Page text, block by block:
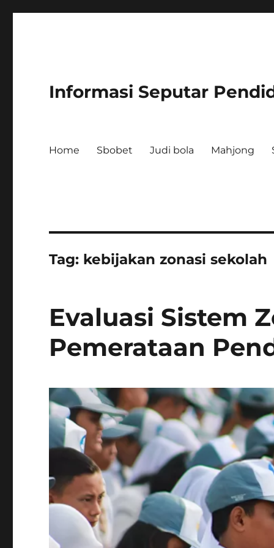
Informasi Seputar
Home Sbobet Judi bola Mahjong
Tag: kebijakan zonasi sekolah
Evaluasi Sistem
Pemerataan